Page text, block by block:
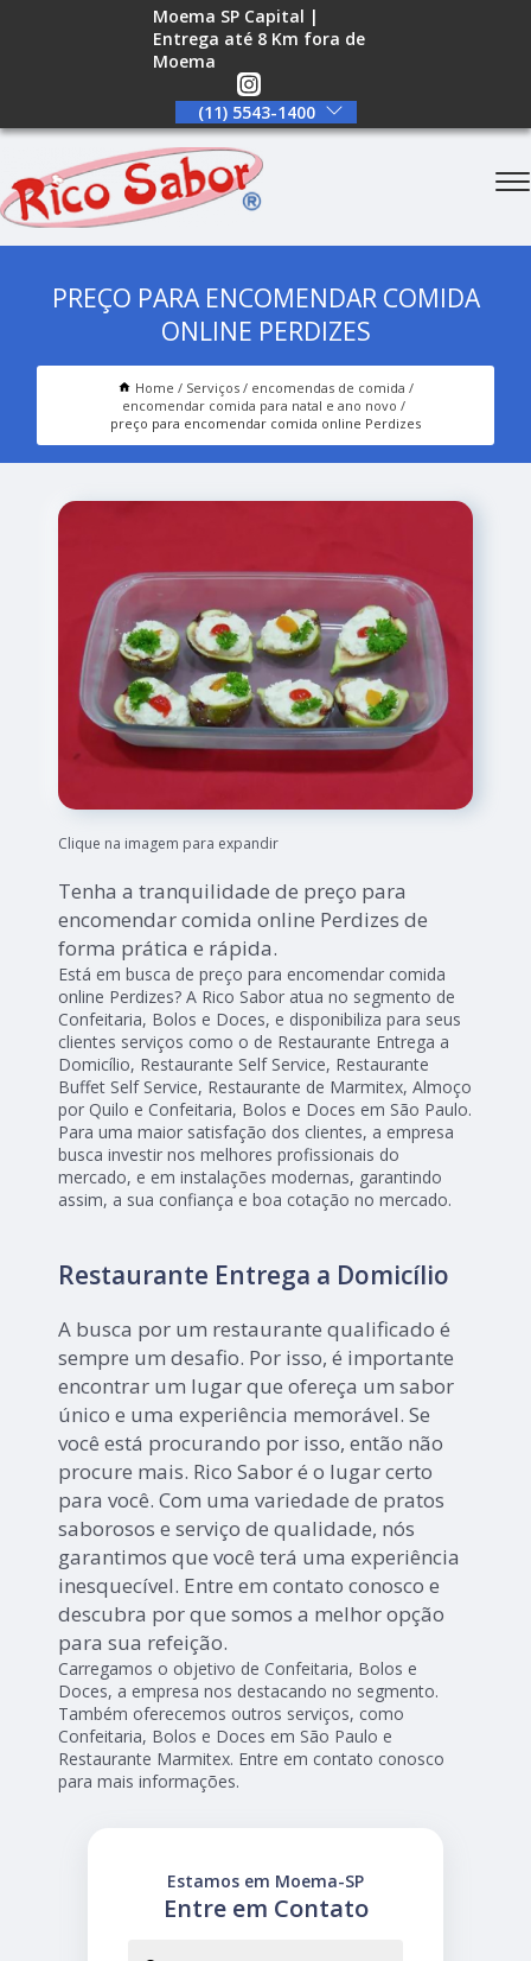
Moema SP Capital |
Entrega até 8 Km fora de
Moema
(11) 5543-1400
PREÇO PARA ENCOMENDAR COMIDA
ONLINE PERDIZES
Home Serviços
encomendas de comida
encomendar comida para natal e ano novo
preço para encomendar comida online Perdizes
Clique na imagem para expandir
Tenha a tranquilidade de preço para
encomendar comida online Perdizes de
forma prática e rápida.
Está em busca de preço para encomendar comida
online Perdizes? A Rico Sabor atua no segmento de
Confeitaria, Bolos e Doces, e disponibiliza para seus
clientes serviços como o de Restaurante Entrega a
Domicílio, Restaurante Self Service, Restaurante
Buffet Self Service, Restaurante de Marmitex, Almoço
por Quilo e Confeitaria, Bolos e Doces em São Paulo.
Para uma maior satisfação dos clientes, a empresa
busca investir nos melhores profissionais do
mercado, e em instalações modernas, garantindo
assim, a sua confiança e boa cotação no mercado.
Restaurante Entrega a Domicílio
A busca por um restaurante qualificado é
sempre um desafio. Por isso, é importante
encontrar um lugar que ofereça um sabor
único e uma experiência memorável. Se
você está procurando por isso, então não
procure mais. Rico Sabor é o lugar certo
para você. Com uma variedade de pratos
saborosos e serviço de qualidade, nós
garantimos que você terá uma experiência
inesquecível. Entre em contato conosco e
descubra por que somos a melhor opção
para sua refeição.
Carregamos o objetivo de Confeitaria, Bolos e
Doces, a empresa nos destacando no segmento.
Também oferecemos outros serviços, como
Confeitaria, Bolos e Doces em São Paulo e
Restaurante Marmitex. Entre em contato conosco
para mais informações.
Entre em Contato
Estamos em Moema-SP